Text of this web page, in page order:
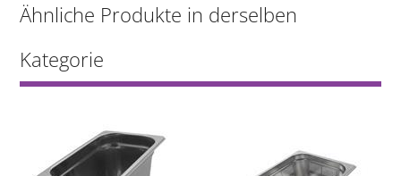
Ähnliche Produkte in derselben
Kategorie